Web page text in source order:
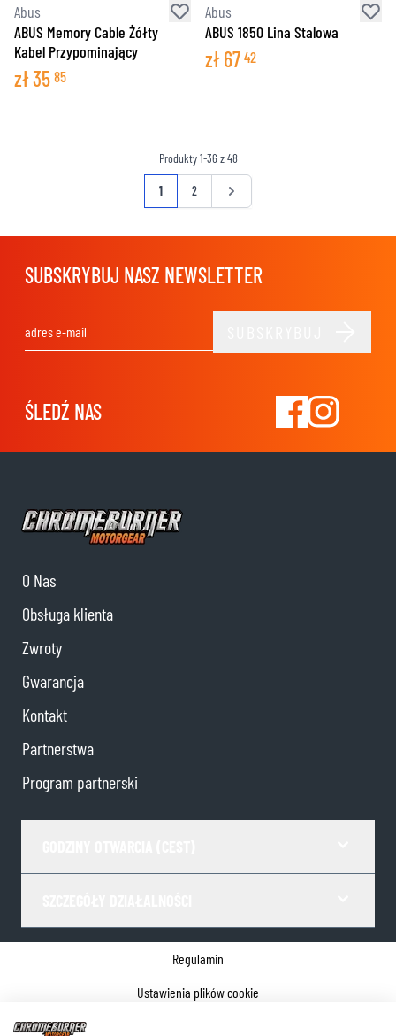
Abus
ABUS Memory Cable Żółty
Kabel Przypominający
zł35 85
Abus
ABUS 1850 Lina Stalowa
zł67 42
Produkty1-36z48
Strona
Aktualnie czytasz stronę
1 Strona
2 Strona
SUBSKRYBUJ NASZ NEWSLETTER
ŚLEDŹ NAS
O Nas
Obsługa klienta
Zwroty
Gwarancja
Kontakt
Partnerstwa
Program partnerski
Regulamin
Ustawienia plików cookie